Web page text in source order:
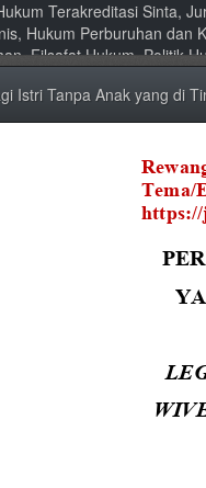
Terakreditasi Sinta,
Hukum Perburuhan
Filsafat Hukum, Politik
Istri Tanpa Anak yang di